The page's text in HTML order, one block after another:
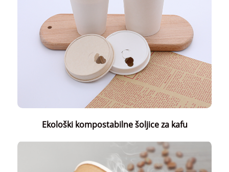
Ekološki kompostabilne šoljice za kafu